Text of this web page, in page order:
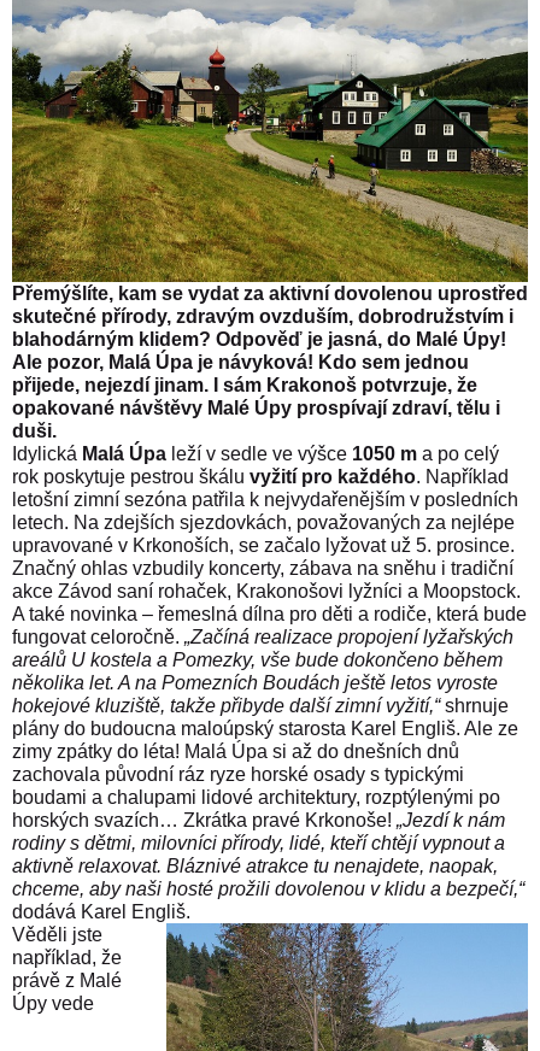
Přemýšlíte, kam se vydat za aktivní dovolenou uprostřed
skutečné přírody, zdravým ovzduším, dobrodružstvím i
blahodárným klidem? Odpověď je jasná, do Malé Úpy!
Ale pozor, Malá Úpa je návyková! Kdo sem jednou
přijede, nejezdí jinam. I sám Krakonoš potvrzuje, že
opakované návštěvy Malé Úpy prospívají zdraví, tělu i
duši.
Idylická Malá Úpa leží v sedle ve výšce 1050 m a po celý
rok poskytuje pestrou škálu vyžití pro každého. Například
letošní zimní sezóna patřila k nejvydařenějším v posledních
letech. Na zdejších sjezdovkách, považovaných za nejlépe
upravované v Krkonoších, se začalo lyžovat už 5. prosince.
Značný ohlas vzbudily koncerty, zábava na sněhu i tradiční
akce Závod saní rohaček, Krakonošovi lyžníci a Moopstock.
A také novinka – řemeslná dílna pro děti a rodiče, která bude
fungovat celoročně. „Začíná realizace propojení lyžařských
areálů U kostela a Pomezky, vše bude dokončeno během
několika let. A na Pomezních Boudách ještě letos vyroste
hokejové kluziště, takže přibyde další zimní vyžití,“shrnuje
plány do budoucna maloúpský starosta Karel Engliš. Ale ze
zimy zpátky do léta! Malá Úpa si až do dnešních dnů
zachovala původní ráz ryze horské osady s typickými
boudami a chalupami lidové architektury, rozptýlenými po
horských svazích… Zkrátka pravé Krkonoše! „Jezdí k nám
rodiny s dětmi, milovníci přírody, lidé, kteří chtějí vypnout a
aktivně relaxovat. Bláznivé atrakce tu nenajdete, naopak,
chceme, aby naši hosté prožili dovolenou v klidu a bezpečí,“
dodává Karel Engliš.
Věděli jste
například, že
právě z Malé
Úpy vede